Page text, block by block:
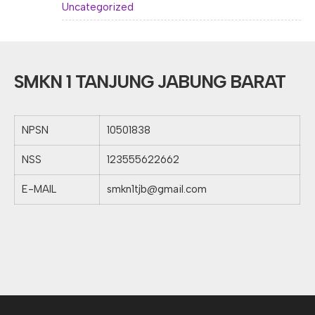
Uncategorized
SMKN 1 TANJUNG JABUNG BARAT
NPSN 10501838
NSS 123555622662
E-MAIL smkn1tjb@gmail.com